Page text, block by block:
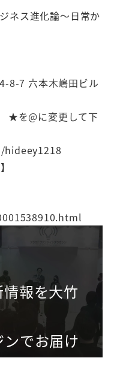
ネス進化論～日常か
8-7 六本木嶋田ビル
を@に変更して下
hideey1218
報を大竹
でお届け